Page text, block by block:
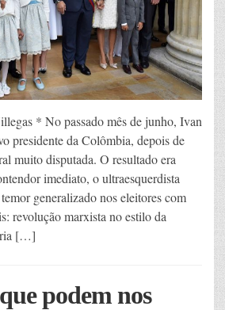
* No passado mês de junho, Ivan
presidente da Colômbia, depois de
muito disputada. O resultado era
imediato, o ultraesquerdista
generalizado nos eleitores com
revolução marxista no estilo da
[…]
podem nos